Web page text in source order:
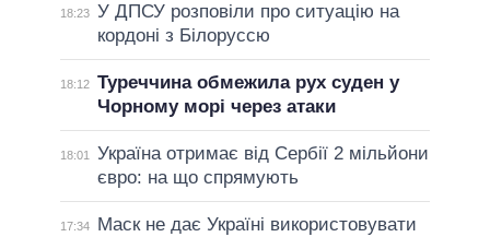
18:23 У ДПСУ розповіли про ситуацію на
кордоні з Білоруссю
18:12 Туреччина обмежила рух суден у
Чорному морі через атаки
18:01
Україна отримає від Сербії 2 мільйони
євро: на що спрямують
17:34
Маск не дає Україні використовувати